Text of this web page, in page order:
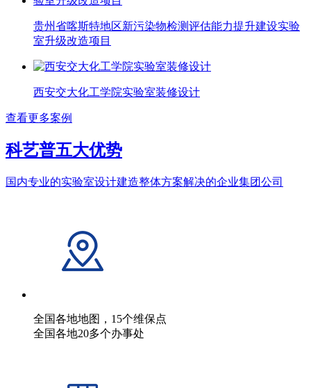
贵州省喀斯特地区新污染物检测评估能力提升建设实验
室升级改造项目
西安交大化工学院实验室装修设计
查看更多案例
科艺普五大优势
国内专业的实验室设计建造整体方案解决的企业集团公司
全国各地地图，15个维保点
全国各地20多个办事处